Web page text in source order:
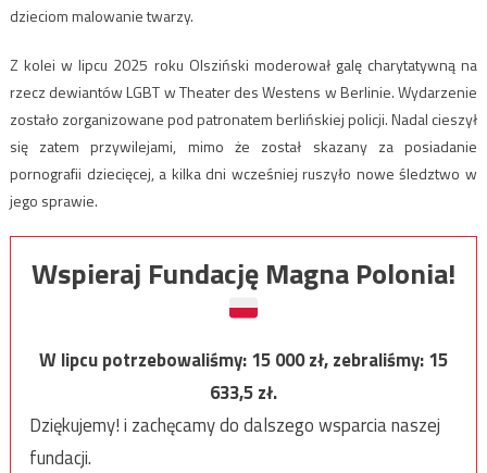
dzieciom malowanie twarzy.
Z kolei w lipcu 2025 roku Olsziński moderował galę charytatywną na
rzecz dewiantów LGBT w Theater des Westens w Berlinie. Wydarzenie
zostało zorganizowane pod patronatem berlińskiej policji. Nadal cieszył
się zatem przywilejami, mimo że został skazany za posiadanie
pornografii dziecięcej, a kilka dni wcześniej ruszyło nowe śledztwo w
jego sprawie.
Wspieraj Fundację Magna Polonia!
W lipcu potrzebowaliśmy:15 000zł, zebraliśmy:15
633,5zł.
Dziękujemy! i zachęcamy do dalszego wsparcia naszej
fundacji.